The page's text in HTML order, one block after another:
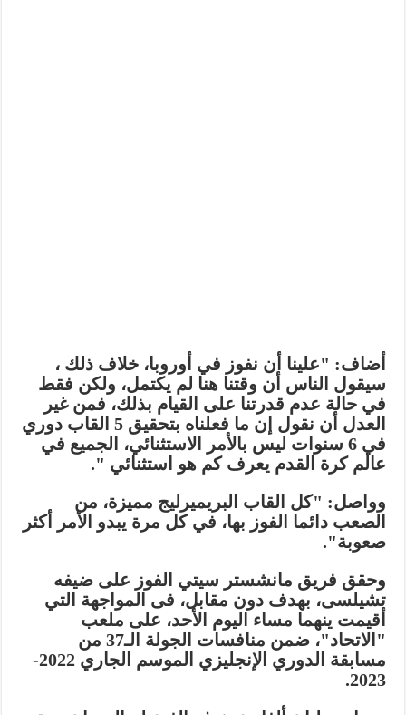
أضاف: "علينا أن نفوز في أوروبا، خلاف ذلك ،
سيقول الناس أن وقتنا هنا لم يكتمل، ولكن فقط
في حالة عدم قدرتنا على القيام بذلك، فمن غير
العدل أن نقول إن ما فعلناه بتحقيق 5 القاب دوري
في 6 سنوات ليس بالأمر الاستثنائي، الجميع في
عالم كرة القدم يعرف كم هو استثنائي ".
وواصل: "كل القاب البريميرليج مميزة، من
الصعب دائما الفوز بها، في كل مرة يبدو الأمر أكثر
صعوبة".
وحقق فريق مانشستر سيتي الفوز على ضيفه
تشيلسى، بهدف دون مقابل، فى المواجهة التي
أقيمت ينهما مساء اليوم الأحد، على ملعب
"الاتحاد"، ضمن منافسات الجولة الـ37 من
مسابقة الدوري الإنجليزي الموسم الجاري 2022-
2023.